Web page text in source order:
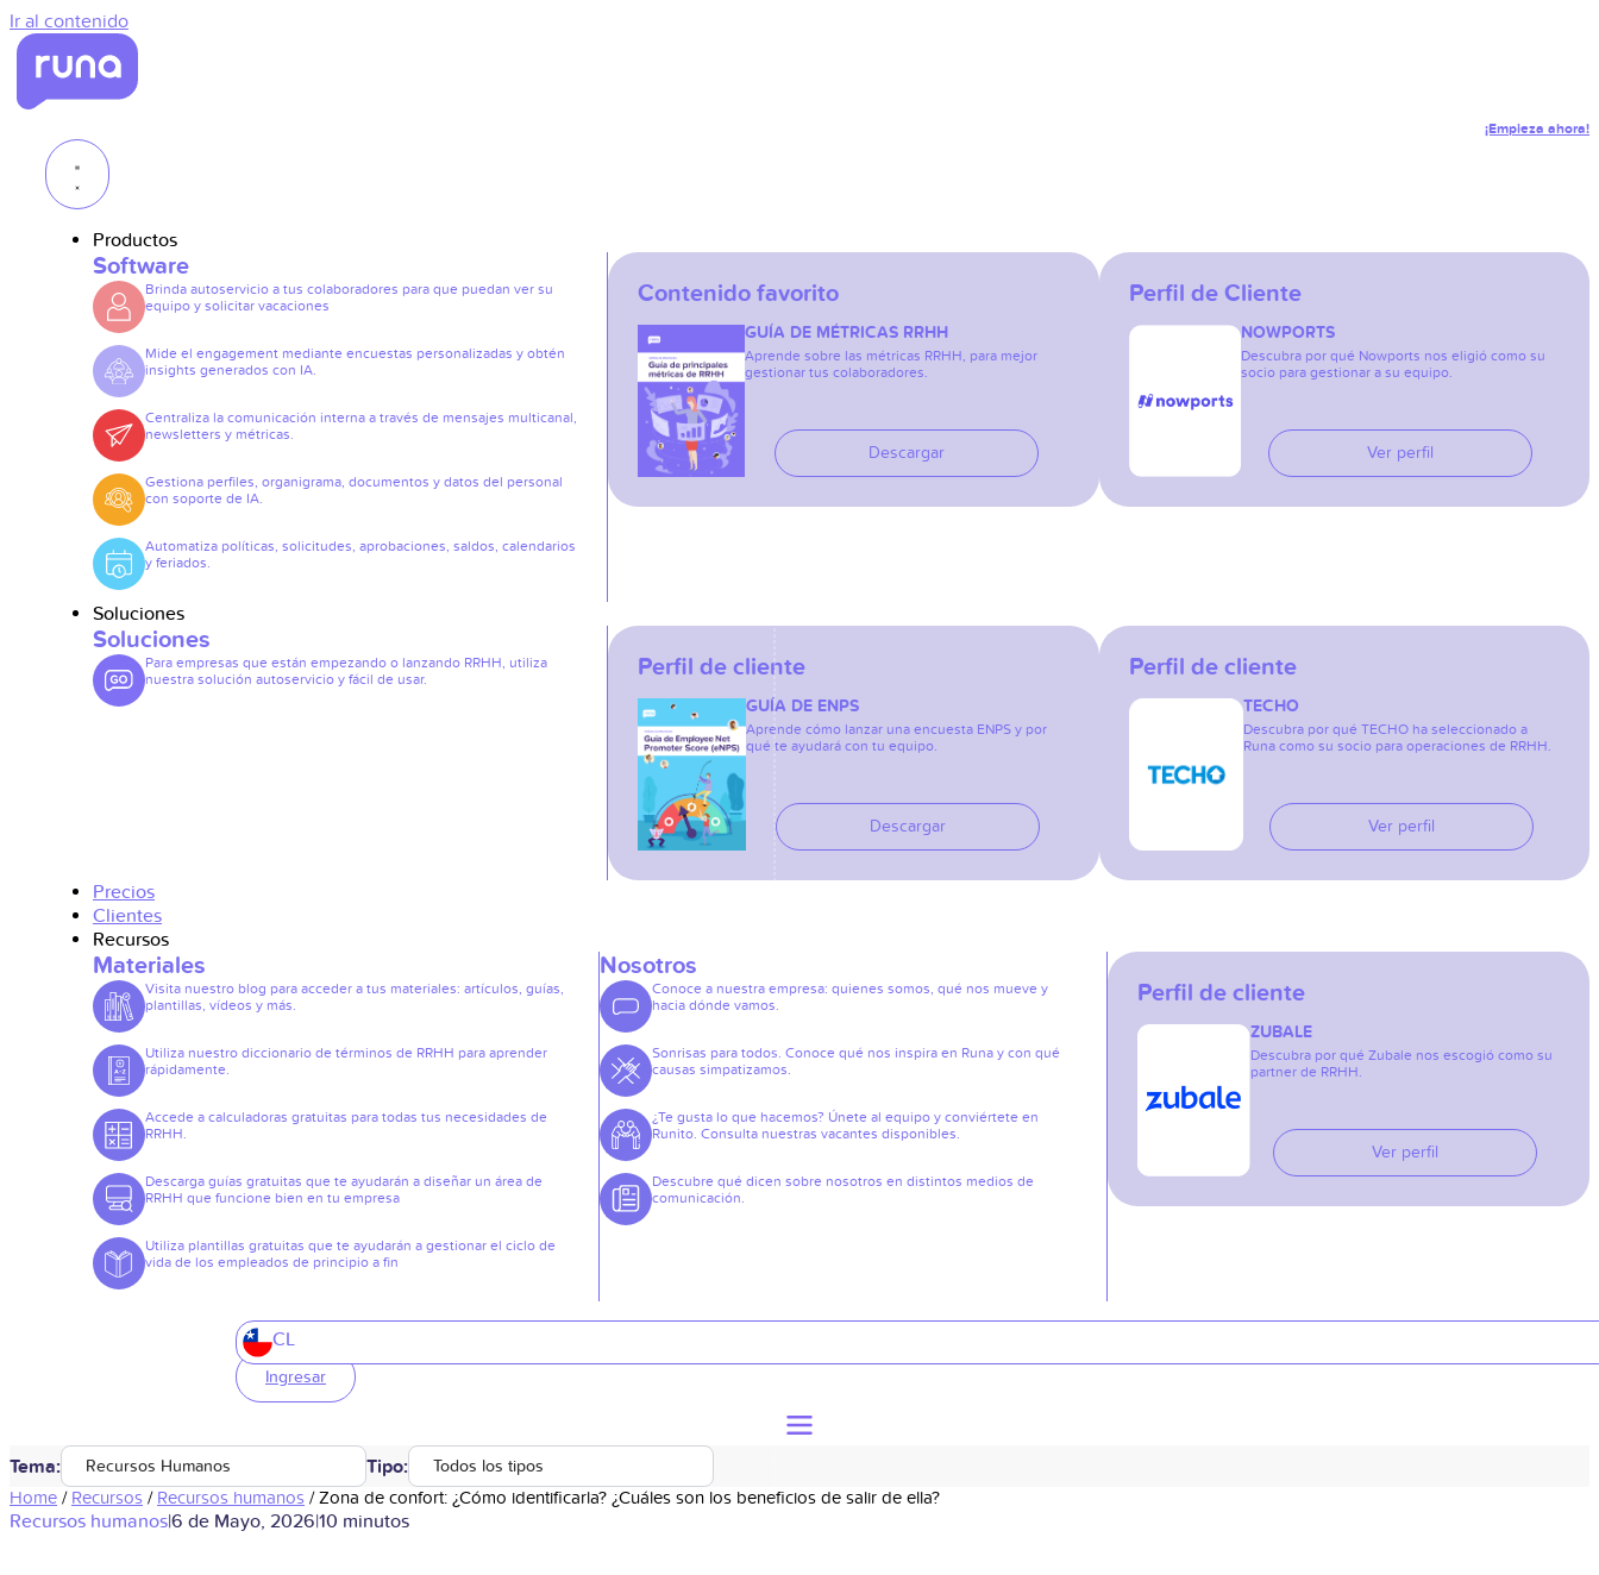
Ir al contenido
¡Empieza ahora!
Productos
Software
Brinda autoservicio a tus colaboradores para que puedan ver su
equipo y solicitar vacaciones
Mide el engagement mediante encuestas personalizadas y obtén
insights generados con IA.
Centraliza la comunicación interna a través de mensajes multicanal,
newsletters y métricas.
Gestiona perfiles, organigrama, documentos y datos del personal
con soporte de IA.
Automatiza políticas, solicitudes, aprobaciones, saldos, calendarios
y feriados.
Contenido favorito
GUÍA DE MÉTRICAS RRHH
Aprende sobre las métricas RRHH, para mejor
gestionar tus colaboradores.
Descargar
Perfil de Cliente
NOWPORTS
Descubra por qué Nowports nos eligió como su
socio para gestionar a su equipo.
Ver perfil
Soluciones
Soluciones
Para empresas que están empezando o lanzando RRHH, utiliza
nuestra solución autoservicio y fácil de usar.
Perfil de cliente
GUÍA DE ENPS
Aprende cómo lanzar una encuesta ENPS y por
qué te ayudará con tu equipo.
Descargar
Perfil de cliente
TECHO
Descubra por qué TECHO ha seleccionado a
Runa como su socio para operaciones de RRHH.
Ver perfil
Precios
Clientes
Recursos
Materiales
Visita nuestro blog para acceder a tus materiales: artículos, guías,
plantillas, vídeos y más.
Utiliza nuestro diccionario de términos de RRHH para aprender
rápidamente.
Accede a calculadoras gratuitas para todas tus necesidades de
RRHH.
Descarga guías gratuitas que te ayudarán a diseñar un área de
RRHH que funcione bien en tu empresa
Utiliza plantillas gratuitas que te ayudarán a gestionar el ciclo de
vida de los empleados de principio a fin
Nosotros
Conoce a nuestra empresa: quienes somos, qué nos mueve y
hacia dónde vamos.
Sonrisas para todos. Conoce qué nos inspira en Runa y con qué
causas simpatizamos.
¿Te gusta lo que hacemos? Únete al equipo y conviértete en
Runito. Consulta nuestras vacantes disponibles.
Descubre qué dicen sobre nosotros en distintos medios de
comunicación.
Perfil de cliente
ZUBALE
Descubra por qué Zubale nos escogió como su
partner de RRHH.
Ver perfil
CL
Ingresar
Tema: Recursos Humanos Tipo: Todos los tipos
Home / Recursos / Recursos humanos /Zona de confort: ¿Cómo identificarla? ¿Cuáles son los beneficios de salir de ella?
Recursos humanos|6 de Mayo, 2026|10 minutos